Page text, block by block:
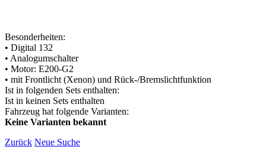
Besonderheiten:
• Digital 132
• Analogumschalter
• Motor: E200-G2
• mit Frontlicht (Xenon) und Rück-/Bremslichtfunktion
Ist in folgenden Sets enthalten:
Ist in keinen Sets enthalten
Fahrzeug hat folgende Varianten:
Keine Varianten bekannt
Zurück Neue Suche